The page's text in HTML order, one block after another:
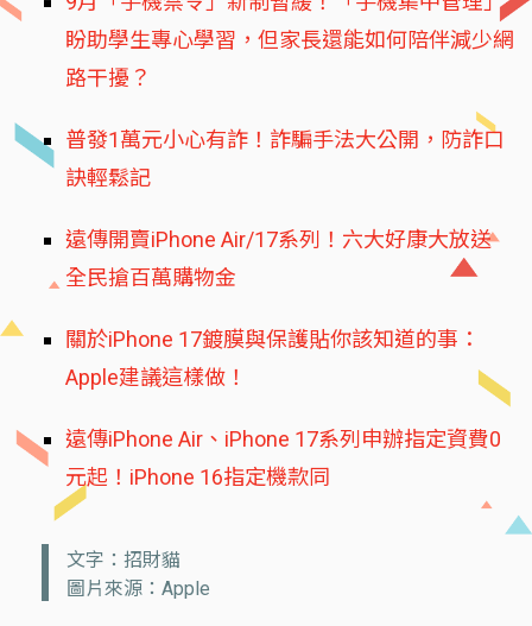
盼助學生專心學習，但家長還能如何陪伴減少網
路干擾？
普發1萬元小心有詐！詐騙手法大公開，防詐口
訣輕鬆記
遠傳開賣iPhone Air/17系列！六大好康大放送
全民搶百萬購物金
關於iPhone 17鍍膜與保護貼你該知道的事：
Apple建議這樣做！
遠傳iPhone Air、iPhone 17系列申辦指定資費0
元起！iPhone 16指定機款同
文字：招財貓
圖片來源：Apple